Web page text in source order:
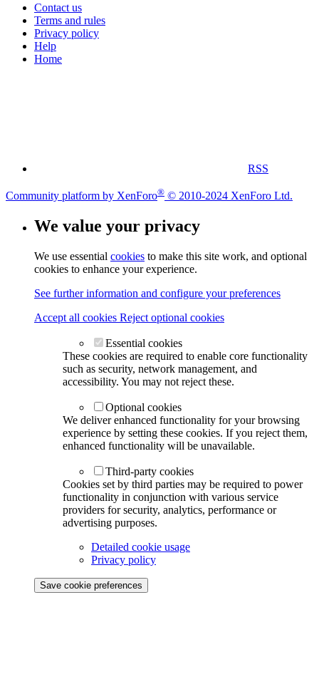
Contact us
Terms and rules
Privacy policy
Help
Home
RSS
Community platform by XenForo® © 2010-2024 XenForo Ltd.
We value your privacy
We use essential cookies to make this site work, and optional
cookies to enhance your experience.
See further information and configure your preferences
Accept all cookies Reject optional cookies
Essential cookies
These cookies are required to enable core functionality
such as security, network management, and
accessibility. You may not reject these.
Optional cookies
We deliver enhanced functionality for your browsing
experience by setting these cookies. If you reject them,
enhanced functionality will be unavailable.
Third-party cookies
Cookies set by third parties may be required to power
functionality in conjunction with various service
providers for security, analytics, performance or
advertising purposes.
Detailed cookie usage
Privacy policy
Save cookie preferences